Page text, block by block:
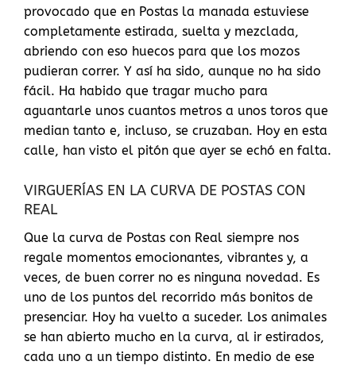
provocado que en Postas la manada estuviese
completamente estirada, suelta y mezclada,
abriendo con eso huecos para que los mozos
pudieran correr. Y así ha sido, aunque no ha sido
fácil. Ha habido que tragar mucho para
aguantarle unos cuantos metros a unos toros que
median tanto e, incluso, se cruzaban. Hoy en esta
calle, han visto el pitón que ayer se echó en falta.
VIRGUERÍAS EN LA CURVA DE POSTAS CON
REAL
Que la curva de Postas con Real siempre nos
regale momentos emocionantes, vibrantes y, a
veces, de buen correr no es ninguna novedad. Es
uno de los puntos del recorrido más bonitos de
presenciar. Hoy ha vuelto a suceder. Los animales
se han abierto mucho en la curva, al ir estirados,
cada uno a un tiempo distinto. En medio de ese